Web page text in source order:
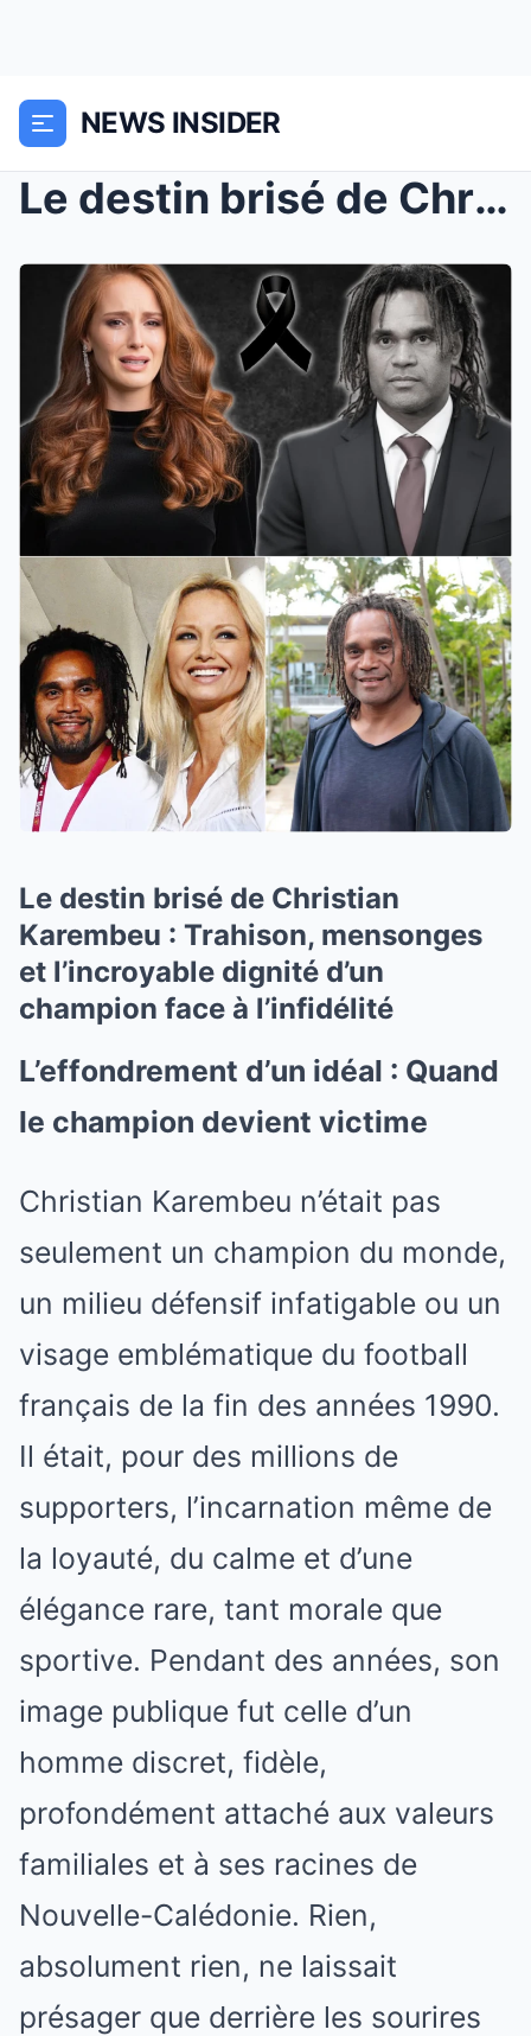
NEWS INSIDER
Le destin brisé de Christian Karembeu : Trahison, ...
Le destin brisé de Christian
Karembeu : Trahison, mensonges
et l’incroyable dignité d’un
champion face à l’infidélité
L’effondrement d’un idéal : Quand
le champion devient victime
Christian Karembeu n’était pas
seulement un champion du monde,
un milieu défensif infatigable ou un
visage emblématique du football
français de la fin des années 1990.
Il était, pour des millions de
supporters, l’incarnation même de
la loyauté, du calme et d’une
élégance rare, tant morale que
sportive. Pendant des années, son
image publique fut celle d’un
homme discret, fidèle,
profondément attaché aux valeurs
familiales et à ses racines de
Nouvelle-Calédonie. Rien,
absolument rien, ne laissait
présager que derrière les sourires